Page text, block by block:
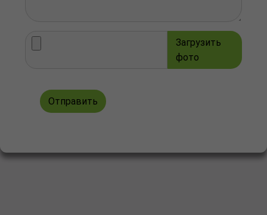
Загрузить
фото
Отправить